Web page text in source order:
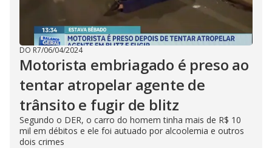
DO R7/06/04/2024
Motorista embriagado é preso ao
tentar atropelar agente de
trânsito e fugir de blitz
Segundo o DER, o carro do homem tinha mais de R$ 10
mil em débitos e ele foi autuado por alcoolemia e outros
dois crimes